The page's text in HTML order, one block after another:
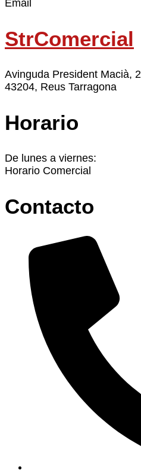
Email
StrComercial
Avinguda President Macià, 2
43204, Reus Tarragona
Horario
De lunes a viernes:
Horario Comercial
Contacto